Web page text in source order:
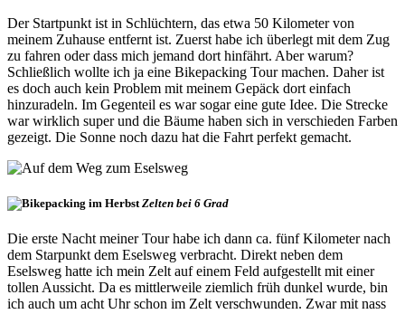
Der Startpunkt ist in Schlüchtern, das etwa 50 Kilometer von
meinem Zuhause entfernt ist. Zuerst habe ich überlegt mit dem Zug
zu fahren oder dass mich jemand dort hinfährt. Aber warum?
Schließlich wollte ich ja eine Bikepacking Tour machen. Daher ist
es doch auch kein Problem mit meinem Gepäck dort einfach
hinzuradeln. Im Gegenteil es war sogar eine gute Idee. Die Strecke
war wirklich super und die Bäume haben sich in verschieden Farben
gezeigt. Die Sonne noch dazu hat die Fahrt perfekt gemacht.
Zelten bei 6 Grad
Die erste Nacht meiner Tour habe ich dann ca. fünf Kilometer nach
dem Starpunkt dem Eselsweg verbracht. Direkt neben dem
Eselsweg hatte ich mein Zelt auf einem Feld aufgestellt mit einer
tollen Aussicht. Da es mittlerweile ziemlich früh dunkel wurde, bin
ich auch um acht Uhr schon im Zelt verschwunden. Zwar mit nass